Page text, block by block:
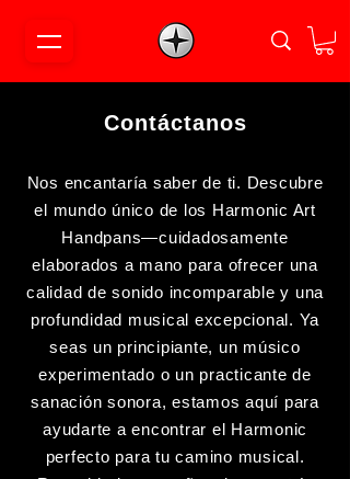
Contáctanos
Nos encantaría saber de ti. Descubre
el mundo único de los Harmonic Art
Handpans—cuidadosamente
elaborados a mano para ofrecer una
calidad de sonido incomparable y una
profundidad musical excepcional. Ya
seas un principiante, un músico
experimentado o un practicante de
sanación sonora, estamos aquí para
ayudarte a encontrar el Harmonic
perfecto para tu camino musical.